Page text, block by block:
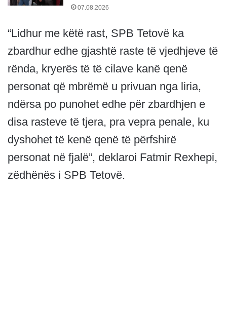
07.08.2026
“Lidhur me këtë rast, SPB Tetovë ka
zbardhur edhe gjashtë raste të vjedhjeve të
rënda, kryerës të të cilave kanë qenë
personat që mbrëmë u privuan nga liria,
ndërsa po punohet edhe për zbardhjen e
disa rasteve të tjera, pra vepra penale, ku
dyshohet të kenë qenë të përfshirë
personat në fjalë”, deklaroi Fatmir Rexhepi,
zëdhënës i SPB Tetovë.